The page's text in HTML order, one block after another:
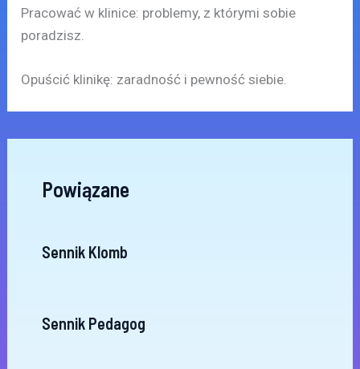
Pracować w klinice: problemy, z którymi sobie
poradzisz.
Opuścić klinikę: zaradność i pewność siebie.
Powiązane
Sennik Klomb
Sennik Pedagog